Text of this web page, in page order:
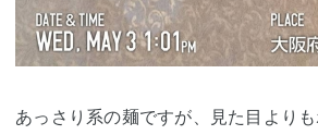
あっさり系の麺ですが、見た目より